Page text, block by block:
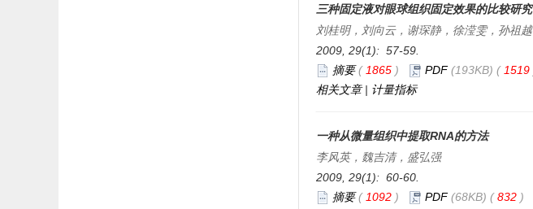
三种固定液对眼球组织固定效果的比较研究
刘桂明，刘向云，谢琛静，徐滢雯，孙祖越
2009, 29(1): 57-59.
摘要( 1865 ) PDF(193KB) (1519
相关文章| 计量指标
一种从微量组织中提取RNA的方法
李风英，魏吉清，盛弘强
2009, 29(1): 60-60.
摘要( 1092 ) PDF(68KB) (832 )